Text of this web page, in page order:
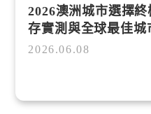
2026澳洲城市選擇
存實測與全球最佳城
2026.06.08